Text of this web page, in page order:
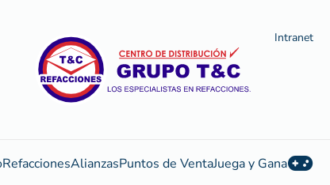
Intranet
RefaccionesAlianzasPuntos de VentaJuega y Gana